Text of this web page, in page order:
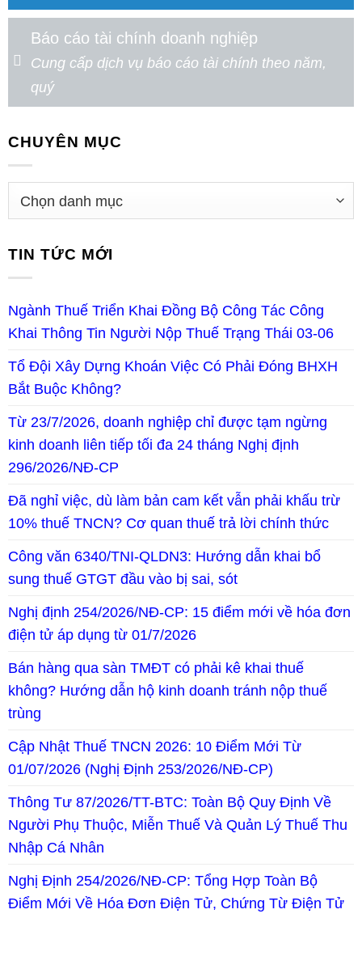
Báo cáo tài chính doanh nghiệp
Cung cấp dịch vụ báo cáo tài chính theo năm,
quý
CHUYÊN MỤC
TIN TỨC MỚI
Ngành Thuế Triển Khai Đồng Bộ Công Tác Công
Khai Thông Tin Người Nộp Thuế Trạng Thái 03-06
Tổ Đội Xây Dựng Khoán Việc Có Phải Đóng BHXH
Bắt Buộc Không?
Từ 23/7/2026, doanh nghiệp chỉ được tạm ngừng
kinh doanh liên tiếp tối đa 24 tháng Nghị định
296/2026/NĐ-CP
Đã nghỉ việc, dù làm bản cam kết vẫn phải khấu trừ
10% thuế TNCN? Cơ quan thuế trả lời chính thức
Công văn 6340/TNI-QLDN3: Hướng dẫn khai bổ
sung thuế GTGT đầu vào bị sai, sót
Nghị định 254/2026/NĐ-CP: 15 điểm mới về hóa đơn
điện tử áp dụng từ 01/7/2026
Bán hàng qua sàn TMĐT có phải kê khai thuế
không? Hướng dẫn hộ kinh doanh tránh nộp thuế
trùng
Cập Nhật Thuế TNCN 2026: 10 Điểm Mới Từ
01/07/2026 (Nghị Định 253/2026/NĐ-CP)
Thông Tư 87/2026/TT-BTC: Toàn Bộ Quy Định Về
Người Phụ Thuộc, Miễn Thuế Và Quản Lý Thuế Thu
Nhập Cá Nhân
Nghị Định 254/2026/NĐ-CP: Tổng Hợp Toàn Bộ
Điểm Mới Về Hóa Đơn Điện Tử, Chứng Từ Điện Tử